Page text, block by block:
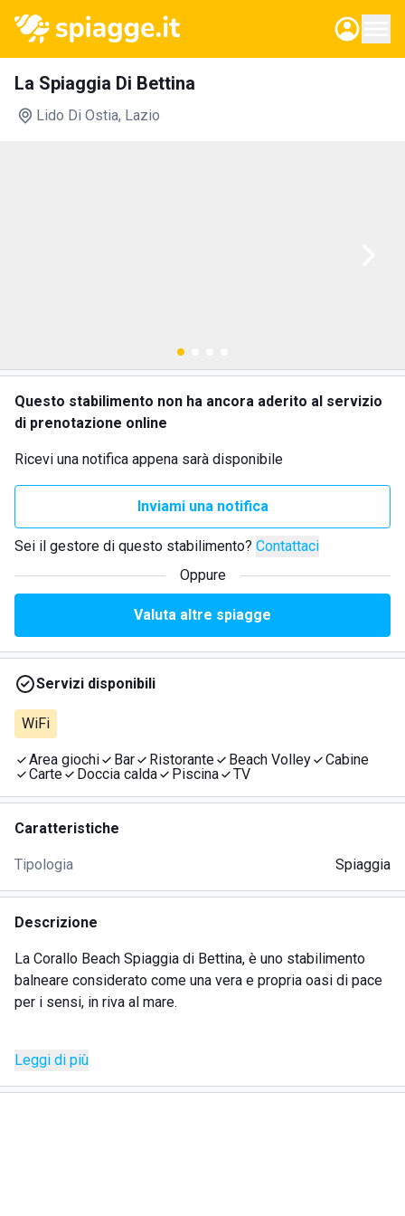
La Spiaggia Di Bettina
Lido Di Ostia, Lazio
Questo stabilimento non ha ancora aderito al servizio
di prenotazione online
Ricevi una notifica appena sarà disponibile
Inviami una notifica
Sei il gestore di questo stabilimento? Contattaci
Oppure
Valuta altre spiagge
Servizi disponibili
WiFi
Area giochi Bar Ristorante Beach Volley
Cabine
Carte
Doccia calda Piscina TV
Caratteristiche
Tipologia Spiaggia
Descrizione
La Corallo Beach Spiaggia di Bettina, è uno stabilimento
balneare considerato come una vera e propria oasi di pace
per i sensi, in riva al mare.
Beach e Spiaggia di Bettina, è immersa tra il verde della
Pineta di Castelfusano e il litorale romano caratterizzato da
Leggi di più